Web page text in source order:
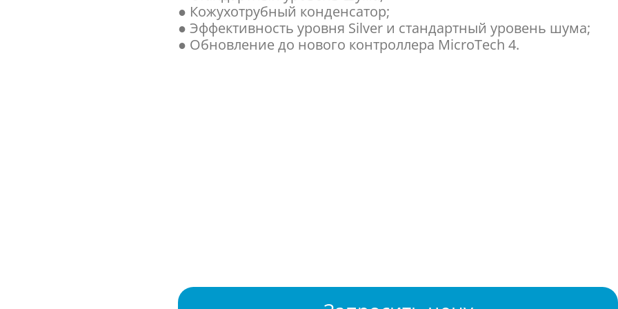
● Кожухотрубный конденсатор;
● Эффективность уровня Silver и стандартный уровень шума;
● Обновление до нового контроллера MicroTech 4.